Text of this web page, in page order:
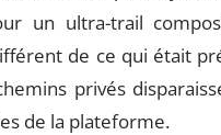
un ultra-trail
de ce qui était
privés
de la plateforme.